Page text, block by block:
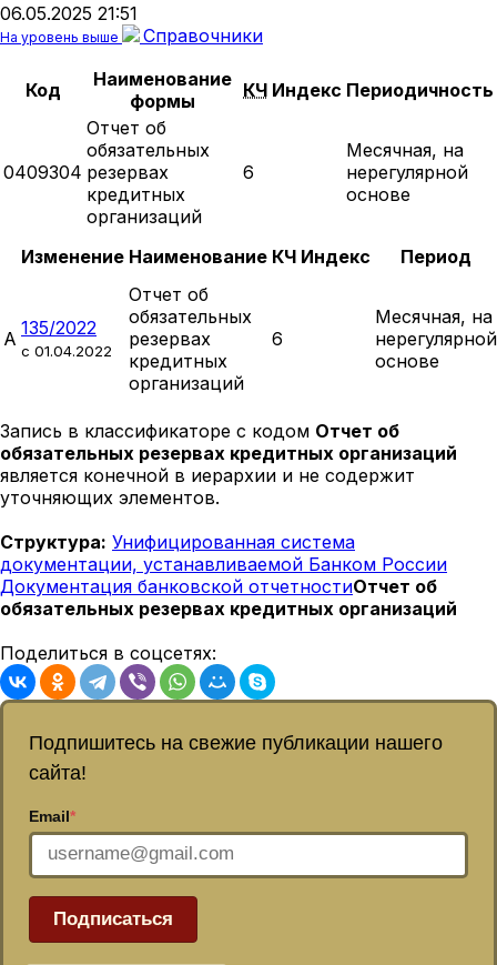
06.05.2025 21:51
На уровень выше Справочники
Код
Наименование
формы
КЧ Индекс Периодичность
0409304
Отчет об
обязательных
резервах
кредитных
организаций
6
Месячная, на
нерегулярной
основе
Изменение Наименование КЧ Индекс Период
А 135/2022
c 01.04.2022
Отчет об
обязательных
резервах
кредитных
организаций
6
Месячная, на
нерегулярной
основе
Запись в классификаторе с кодом Отчет об
обязательных резервах кредитных организаций
является конечной в иерархии и не содержит
уточняющих элементов.
Структура: Унифицированная система
документации, устанавливаемой Банком России
Документация банковской отчетностиОтчет об
обязательных резервах кредитных организаций
Поделиться в соцсетях:
Подпишитесь на свежие публикации нашего
сайта!
Email*
Подписаться